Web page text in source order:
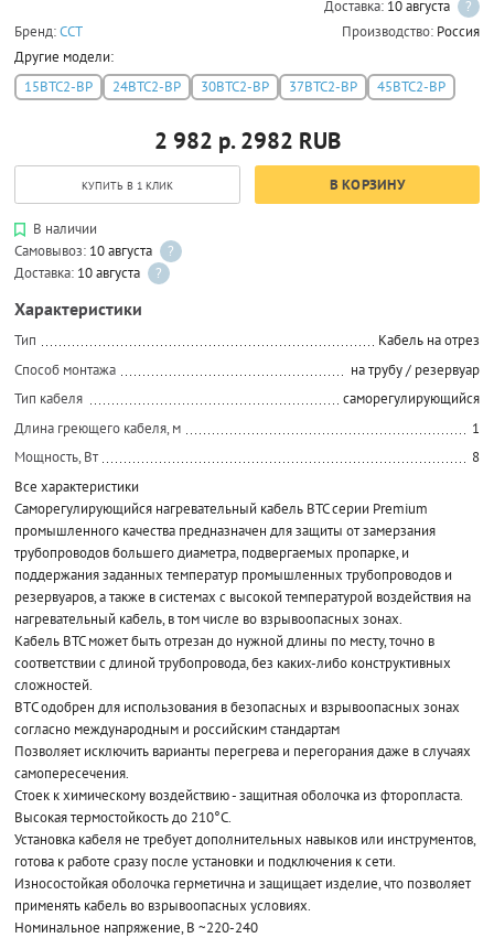
Доставка: 10 августа
?
Бренд:ССТ Производство: Россия
Другие модели:
15ВТС2-ВР
24ВТС2-ВР 30ВТС2-ВР 37ВТС2-ВР 45ВТС2-ВР
2 982 р. 2982 RUB
КУПИТЬ В 1 КЛИК В КОРЗИНУ
В наличии
Самовывоз: 10 августа
?
Доставка: 10 августа ?
Характеристики
Тип
Кабель на отрез
Способ монтажа
на трубу / резервуар
Тип кабеля
саморегулирующийся
Длина греющего кабеля, м
1
Мощность, Вт
8
Все характеристики
Саморегулирующийся нагревательный кабель ВТС серии Premium
промышленного качества предназначен для защиты от замерзания
трубопроводов большего диаметра, подвергаемых пропарке, и
поддержания заданных температур промышленных трубопроводов и
резервуаров, а также в системах с высокой температурой воздействия на
нагревательный кабель, в том числе во взрывоопасных зонах.
Кабель ВТС может быть отрезан до нужной длины по месту, точно в
соответствии с длиной трубопровода, без каких-либо конструктивных
сложностей.
ВTС одобрен для использования в безопасных и взрывоопасных зонах
согласно международным и российским стандартам
Позволяет исключить варианты перегрева и перегорания даже в случаях
самопересечения.
Cтоек к химическому воздействию - защитная оболочка из фторопласта.
Высокая термостойкость до 210°С.
Установка кабеля не требует дополнительных навыков или инструментов,
готова к работе сразу после установки и подключения к сети.
Износостойкая оболочка герметична и защищает изделие, что позволяет
применять кабель во взрывоопасных условиях.
Номинальное напряжение, В ~220-240